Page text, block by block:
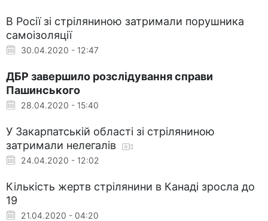
В Росії зі стріляниною затримали порушника
самоізоляції
30.04.2020 - 12:47
ДБР завершило розслідування справи
Пашинського
28.04.2020 - 15:40
У Закарпатській області зі стріляниною
затримали нелегалів
24.04.2020 - 12:02
Кількість жертв стрілянини в Канаді зросла до
19
21.04.2020 - 04:20